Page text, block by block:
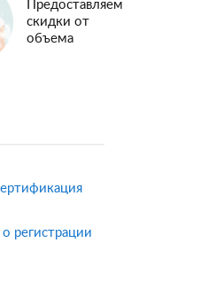
Предоставляем
скидки от
объема
регистрации